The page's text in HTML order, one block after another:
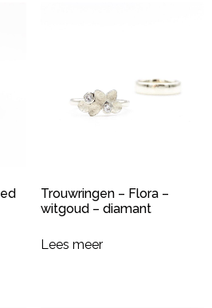
Trouwringen – Flora –
witgoud – diamant
Lees meer